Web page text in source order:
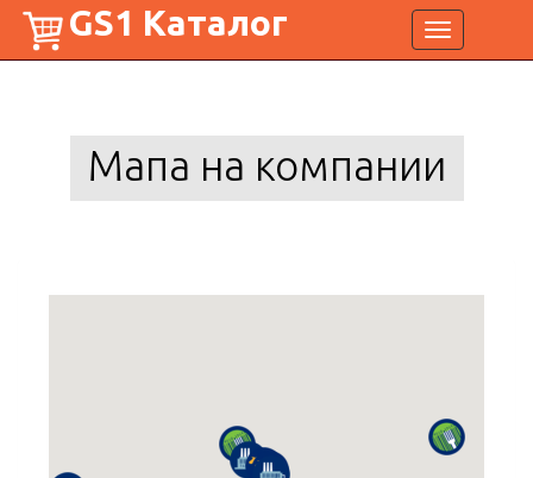
Toggle
navigation
GS1 Каталог
Мапа на компании